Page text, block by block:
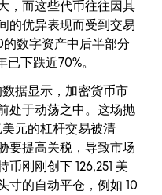
，而这些代币往往因其
的优异表现而受到交易
数字资产中后半部分
下跌近70%。
据显示，加密货币市
处于动荡之中。这场抛
美元的杠杆交易被清
要提高关税，导致市场
刚刚创下 126,251 美
寸的自动平仓，例如 10